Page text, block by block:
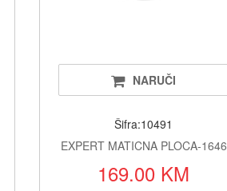
NARUČI
Šifra:10491
EXPERT MATICNA PLOCA-1646
169.00 KM